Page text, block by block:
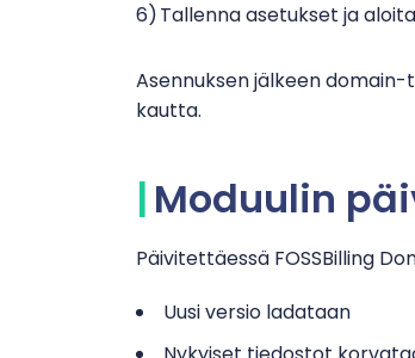
Tallenna asetukset ja
Asennuksen jälkeen
kautta.
Moduulin
Päivitettäessä FOSSBilling
Uusi versio ladataan